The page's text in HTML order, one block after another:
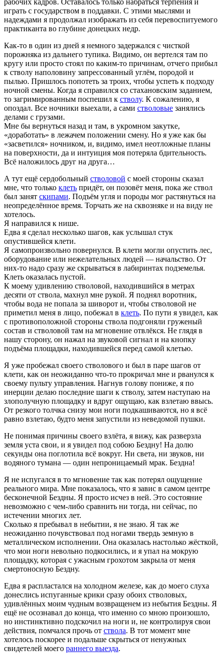
играть с государством в поддавки. С этими мыслями и
надеждами я продолжал изображать из себя перевоспитуемого
практиканта во глубине донецких недр.
Как-то в один из дней я немного задержался с чисткой
порожняка из дальнего тупика. Видимо, он вертелся там по
кругу или просто стоял по каким-то причинам, отчего прибыл
к стволу наполовину запрессованный углём, породой и
пылью. Пришлось попотеть за троих, чтобы успеть к подходу
ночной смены. Когда я справился со стахановским заданием,
то загримированным поспешил к стволу. К сожалению, я
опоздал. Все ночники выехали, а сами стволовые занялись
делами с грузами.
Мне бы вернуться назад и там, в укромном закутке,
«доработать» в лежачем положении смену. Но я уже как бы
«засветился» ночником, и, видимо, имел неотложные планы
на поверхности, да и интуиция моя потеряла бдительность.
Всё наложилось друг на друга…
А тут ещё сердобольный стволовой с моей стороны сказал
мне, что только клеть придёт, он позовёт меня, пока же ствол
был занят скипами. Подъём угля и породы мог растянуться на
неопределённое время. Торчать же на сквозняке и на виду не
хотелось.
Я направился к нише.
Едва я сделал несколько шагов, как услышал стук
опустившейся клети.
Я самопроизвольно повернулся. В клети могли опустить лес,
оборудование или нежелательных людей — начальство. От
них-то надо сразу же скрываться в лабиринтах подземелья.
Клеть оказалась пустой.
К моему удивлению стволовой, находившийся в метрах
десяти от ствола, махнул мне рукой. Я поднял воротник,
чтобы вода не попала за шиворот и, чтобы стволовой не
приметил меня в лицо, побежал в клеть. По пути я увидел, как
с противоположной стороны ствола подгоняли груженый
состав и стволовой там на мгновение отвлёкся. Не глядя в
нашу сторону, он нажал на звуковой сигнал и на кнопку
подъёма площадки, находившейся перед самой клетью.
Я уже пробежал своего стволового и был в паре шагов от
клети, как он неожиданно что-то прокричал мне и рванулся к
своему пульту управления. Нагнув голову пониже, я по
инерции делаю последние шаги к стволу, затем наступаю на
злополучную площадку и вдруг ощущаю, как взлетаю ввысь.
От резкого толчка снизу мои ноги подкашиваются, но я всё
равно взлетаю, будто меня запустили из неведомой пушки.
Не понимая причины своего взлёта, я вижу, как разверзла
земля уста свои, и я увидел под собою Бездну! На долю
секунды она поглотила всё вокруг. Ни света, ни звуков, ни
водяного тумана — один непроницаемый мрак. Бездна!
Я не испугался в то мгновение так как потерял ощущение
реального мира. Мне показалось, что я завис в самом центре
бесконечной Бездны. Я просто исчез в ней. Это состояние
невозможно с чем-либо сравнить ни тогда, ни сейчас, по
истечении многих лет.
Сколько я пребывал в небытии, я не знаю. Я так же
неожиданно почувствовал под ногами твердь земную в
металлическом исполнении. Она оказалась настолько жёсткой,
что мои ноги невольно подкосились, и я упал на мокрую
площадку, которая с ужасным грохотом закрыла от меня
смертоносную Бездну.
Едва я распластался на холодном железе, как до моего слуха
донеслись испуганные крики сразу обоих стволовых,
удивлённых моим чудным возвращенем из небытия Бездны. Я
ещё не осознавал до конца, что именно со мною произошло,
но инстинктивно подскочил на ноги и, не контролируя свои
действия, помчался прочь от ствола. В тот момент мне
хотелось поскорее и подальше скрыться от ненужных
свидетелей моего раннего выезда.